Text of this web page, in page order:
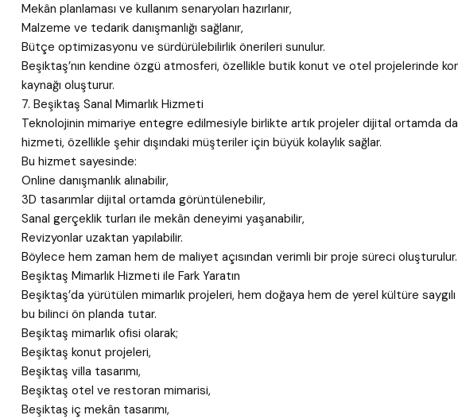
Mekân planlaması ve kullanım senaryoları hazırlanır,
Malzeme ve tedarik danışmanlığı sağlanır,
Bütçe optimizasyonu ve sürdürülebilirlik önerileri sunulur.
Beşiktaş’nın kendine özgü atmosferi, özellikle butik konut ve otel projelerinde
kaynağı oluşturur.
7. Beşiktaş Sanal Mimarlık Hizmeti
Teknolojinin mimariye entegre edilmesiyle birlikte artık projeler dijital ortamda
hizmeti, özellikle şehir dışındaki müşteriler için büyük kolaylık sağlar.
Bu hizmet sayesinde:
Online danışmanlık alınabilir,
3D tasarımlar dijital ortamda görüntülenebilir,
Sanal gerçeklik turları ile mekân deneyimi yaşanabilir,
Revizyonlar uzaktan yapılabilir.
Böylece hem zaman hem de maliyet açısından verimli bir proje süreci oluşturulur.
Beşiktaş Mimarlık Hizmeti ile Fark Yaratın
Beşiktaş’da yürütülen mimarlık projeleri, hem doğaya hem de yerel kültüre
bu bilinci ön planda tutar.
Beşiktaş mimarlık ofisi olarak;
Beşiktaş konut projeleri,
Beşiktaş villa tasarımı,
Beşiktaş otel ve restoran mimarisi,
Beşiktaş iç mekân tasarımı,